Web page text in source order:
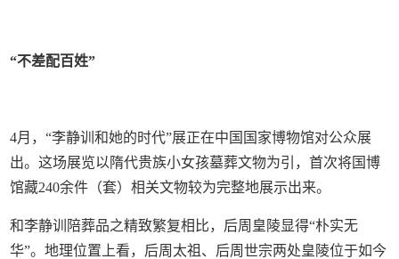
“不差配百姓”
4月，“李静训和她的时代”展正在中国国家博物馆对公众展
出。这场展览以隋代贵族小女孩墓葬文物为引，首次将国博
馆藏240余件（套）相关文物较为完整地展示出来。
和李静训陪葬品之精致繁复相比，后周皇陵显得“朴实无
华”。地理位置上看，后周太祖、后周世宗两处皇陵位于如今